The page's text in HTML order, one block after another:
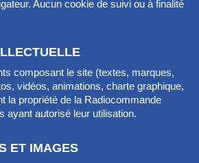
Aucun cookie de suivi ou à finalité
composant le site (textes, marques,
vidéos, animations, charte graphique,
la propriété de la Radiocommande
ayant autorisé leur utilisation.
ET IMAGES